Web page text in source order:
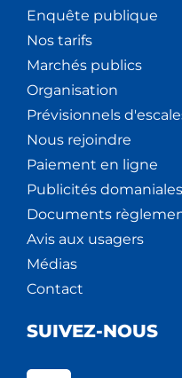
Enquête publique
Nos tarifs
Marchés publics
Organisation
Prévisionnels
Nous rejoindre
Paiement en ligne
Publicités domaniales
Documents
Avis aux usagers
Médias
Contact
SUIVEZ-NOUS